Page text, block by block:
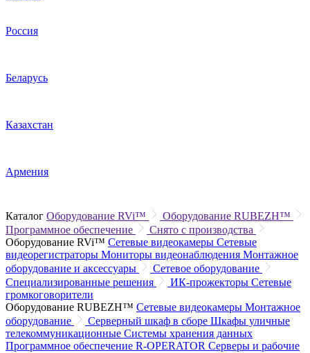
Россия
Беларусь
Казахстан
Армения
Каталог Оборудование RVi™
Оборудование RUBEZH™
Программное обеспечение
Снято с производства
Оборудование RVi™ Сетевые видеокамеры Сетевые
видеорегистраторы Мониторы видеонаблюдения Монтажное
оборудование и аксессуары
Сетевое оборудование
Специализированные решения
ИК-прожекторы Сетевые
громкоговорители
Оборудование RUBEZH™ Сетевые видеокамеры Монтажное
оборудование
Серверный шкаф в сборе Шкафы уличные
телекоммуникационные Системы хранения данных
Программное обеспечение R-OPERATOR Серверы и рабочие